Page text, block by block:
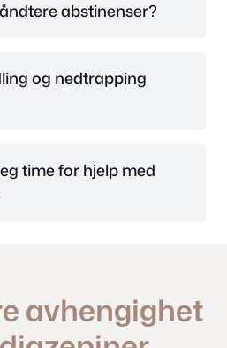
abstinenser?
og nedtrapping
time for hjelp med
avhengighet